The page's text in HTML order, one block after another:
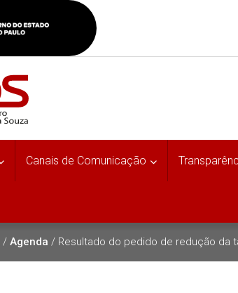
Canais de Comunicação
/ Agenda / Resultado do pedido de redução da